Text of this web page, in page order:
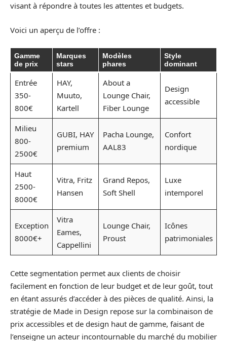
visant à répondre à toutes les attentes et budgets.
Voici un aperçu de l’offre :
Gamme
de prix
Marques
stars
Modèles
phares
Style
dominant
Entrée
350-
800€
HAY,
Muuto,
Kartell
About a
Lounge Chair,
Fiber Lounge
Design
accessible
Milieu
800-
2500€
GUBI, HAY
premium
Pacha Lounge,
AAL83
Confort
nordique
Haut
2500-
8000€
Vitra, Fritz
Hansen
Grand Repos,
Soft Shell
Luxe
intemporel
Exception
8000€+
Vitra
Eames,
Cappellini
Lounge Chair,
Proust
Icônes
patrimoniales
Cette segmentation permet aux clients de choisir
facilement en fonction de leur budget et de leur goût, tout
en étant assurés d’accéder à des pièces de qualité. Ainsi, la
stratégie de Made in Design repose sur la combinaison de
prix accessibles et de design haut de gamme, faisant de
l’enseigne un acteur incontournable du marché du mobilier